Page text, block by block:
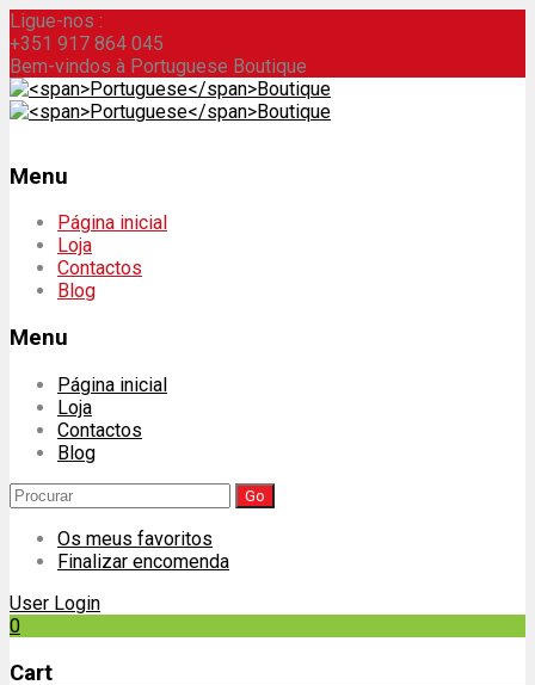
Ligue-nos :
+351 917 864 045
Bem-vindos à Portuguese Boutique
Menu
Skip
content
Página inicial
Loja
Contactos
Blog
Menu
Página inicial
Loja
Contactos
Blog
Search
for:
Os meus favoritos
Finalizar encomenda
User Login
0
Cart